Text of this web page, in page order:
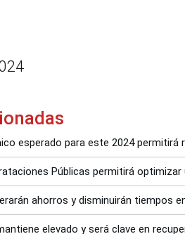
esperado para este 2024 permitirá
Públicas permitirá
ahorros y disminuirán tiempos
elevado y será clave en